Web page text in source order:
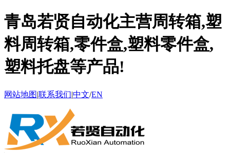
青岛若贤自动化主营周转箱,塑
料周转箱,零件盒,塑料零件盒,
塑料托盘等产品!
网站地图|联系我们|中文/EN